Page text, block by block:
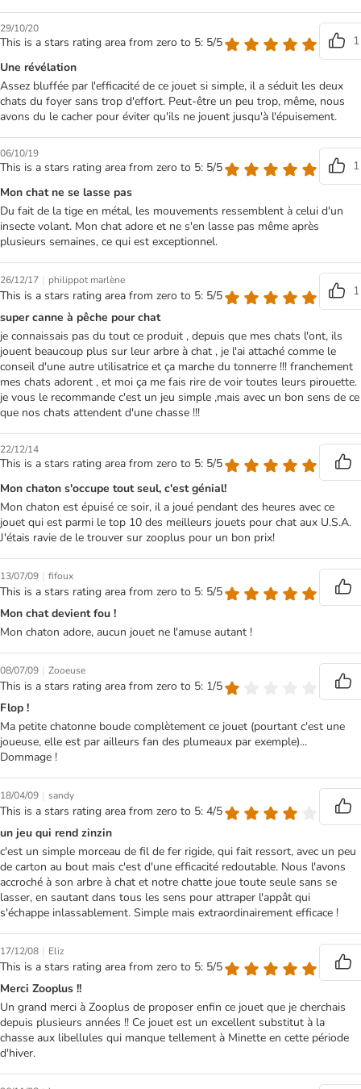
29/10/20
This is a stars rating area from zero to 5: 5/5
1
Une révélation
Assez bluffée par l'efficacité de ce jouet si simple, il a séduit les deux
chats du foyer sans trop d'effort. Peut-être un peu trop, même, nous
avons du le cacher pour éviter qu'ils ne jouent jusqu'à l'épuisement.
06/10/19
This is a stars rating area from zero to 5: 5/5
1
Mon chat ne se lasse pas
Du fait de la tige en métal, les mouvements ressemblent à celui d'un
insecte volant. Mon chat adore et ne s'en lasse pas même après
plusieurs semaines, ce qui est exceptionnel.
26/12/17 | philippot marlène
This is a stars rating area from zero to 5: 5/5
1
super canne à pêche pour chat
je connaissais pas du tout ce produit , depuis que mes chats l'ont, ils
jouent beaucoup plus sur leur arbre à chat , je l'ai attaché comme le
conseil d'une autre utilisatrice et ça marche du tonnerre !!! franchement
mes chats adorent , et moi ça me fais rire de voir toutes leurs pirouette.
je vous le recommande c'est un jeu simple ,mais avec un bon sens de ce
que nos chats attendent d'une chasse !!!
22/12/14
This is a stars rating area from zero to 5: 5/5
Mon chaton s'occupe tout seul, c'est génial!
Mon chaton est épuisé ce soir, il a joué pendant des heures avec ce
jouet qui est parmi le top 10 des meilleurs jouets pour chat aux U.S.A.
J'étais ravie de le trouver sur zooplus pour un bon prix!
13/07/09 | fifoux
This is a stars rating area from zero to 5: 5/5
Mon chat devient fou !
Mon chaton adore, aucun jouet ne l'amuse autant !
08/07/09 | Zooeuse
This is a stars rating area from zero to 5: 1/5
Flop !
Ma petite chatonne boude complètement ce jouet (pourtant c'est une
joueuse, elle est par ailleurs fan des plumeaux par exemple)...
Dommage !
18/04/09 | sandy
This is a stars rating area from zero to 5: 4/5
un jeu qui rend zinzin
c'est un simple morceau de fil de fer rigide, qui fait ressort, avec un peu
de carton au bout mais c'est d'une efficacité redoutable. Nous l'avons
accroché à son arbre à chat et notre chatte joue toute seule sans se
lasser, en sautant dans tous les sens pour attraper l'appât qui
s'échappe inlassablement. Simple mais extraordinairement efficace !
17/12/08 | Eliz
This is a stars rating area from zero to 5: 5/5
Merci Zooplus !!
Un grand merci à Zooplus de proposer enfin ce jouet que je cherchais
depuis plusieurs années !! Ce jouet est un excellent substitut à la
chasse aux libellules qui manque tellement à Minette en cette période
d'hiver.